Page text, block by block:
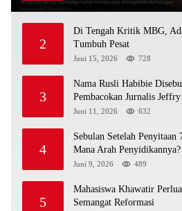
2
Di Tengah Kritik MBG,
Tumbuh Pesat
Juni 15, 2026 728
3
Nama Rusli Habibie
Pembacokan Jurnalis
Juni 11, 2026 632
4
Sebulan Setelah
Mana Arah Penyidikannya?
Juni 9, 2026 489
5
Mahasiswa Khawatir
Semangat Reformasi